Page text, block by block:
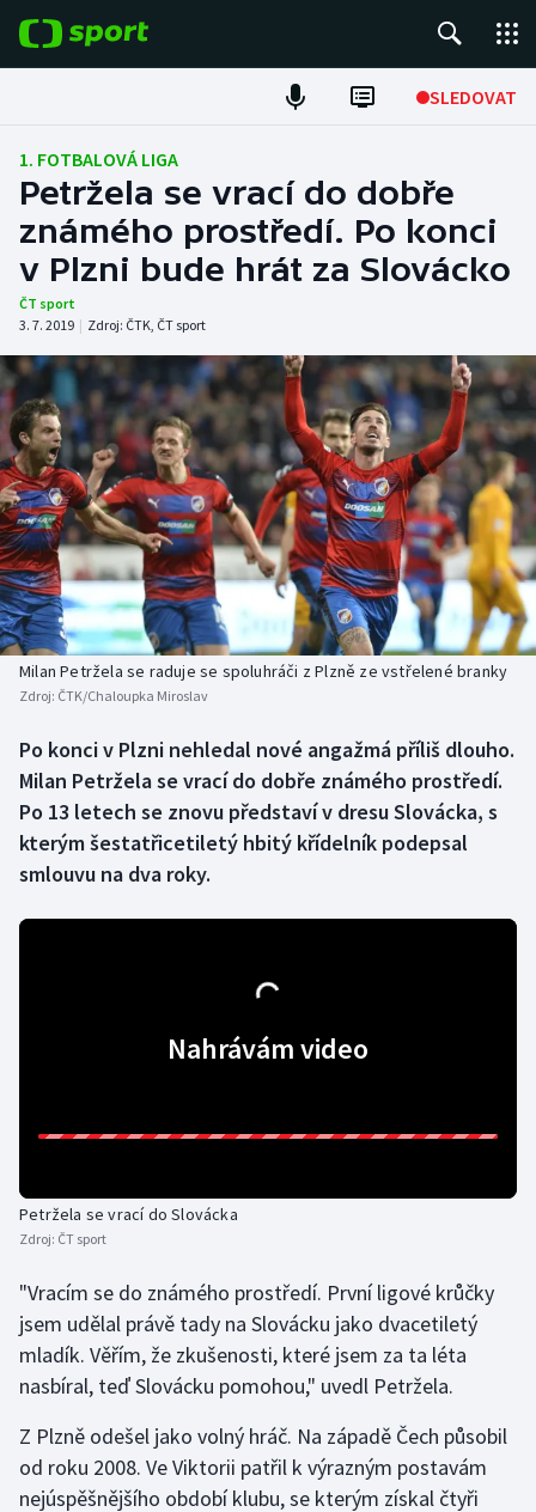
SLEDOVAT
Fotbal
Hokej
Tenis
Atletika
Cyklistika
DALŠÍ SPORTY
Americký fotbal
Baseball a softbal
Basketbal
Biatlon
Box
Curling
Jezdectví
Judo
Krasobruslení
Lyže a snowboard
NEPŘEHLÉDNĚTE
Soutěže
Historické návraty
Aplikace ČT sport
1. FOTBALOVÁ LIGA
Petržela se vrací do dobře
známého prostředí. Po konci
v Plzni bude hrát za Slovácko
ČT sport
3. 7. 2019 | Zdroj: ČTK, ČT sport
Milan Petržela se raduje se spoluhráči z Plzně ze vstřelené branky
Zdroj: ČTK/Chaloupka Miroslav
Po konci v Plzni nehledal nové angažmá příliš dlouho.
Milan Petržela se vrací do dobře známého prostředí.
Po 13 letech se znovu představí v dresu Slovácka, s
kterým šestatřicetiletý hbitý křídelník podepsal
smlouvu na dva roky.
Nahrávám video
Petržela se vrací do Slovácka
Zdroj: ČT sport
"Vracím se do známého prostředí. První ligové krůčky
jsem udělal právě tady na Slovácku jako dvacetiletý
mladík. Věřím, že zkušenosti, které jsem za ta léta
nasbíral, teď Slovácku pomohou," uvedl Petržela.
Z Plzně odešel jako volný hráč. Na západě Čech působil
od roku 2008. Ve Viktorii patřil k výrazným postavám
nejúspěšnějšího období klubu, se kterým získal čtyři